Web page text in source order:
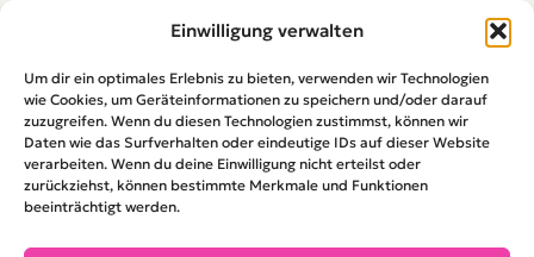
Einwilligung verwalten
Um dir ein optimales Erlebnis zu bieten, verwenden wir Technologien
wie Cookies, um Geräteinformationen zu speichern und/oder darauf
zuzugreifen. Wenn du diesen Technologien zustimmst, können wir
Daten wie das Surfverhalten oder eindeutige IDs auf dieser Website
verarbeiten. Wenn du deine Einwilligung nicht erteilst oder
zurückziehst, können bestimmte Merkmale und Funktionen
beeinträchtigt werden.